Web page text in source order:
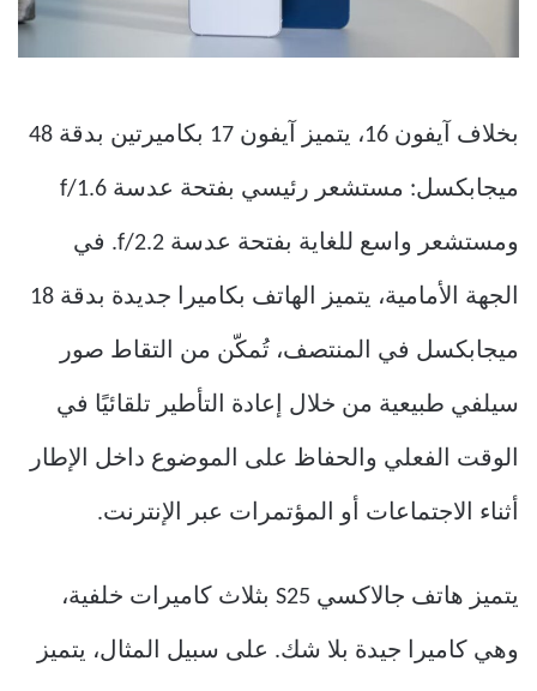
بخلاف آيفون 16، يتميز آيفون 17 بكاميرتين بدقة 48
ميجابكسل: مستشعر رئيسي بفتحة عدسة f/1.6
ومستشعر واسع للغاية بفتحة عدسة f/2.2. في
الجهة الأمامية، يتميز الهاتف بكاميرا جديدة بدقة 18
ميجابكسل في المنتصف، تُمكّن من التقاط صور
سيلفي طبيعية من خلال إعادة التأطير تلقائيًا في
الوقت الفعلي والحفاظ على الموضوع داخل الإطار
أثناء الاجتماعات أو المؤتمرات عبر الإنترنت.
يتميز هاتف جالاكسي S25 بثلاث كاميرات خلفية،
وهي كاميرا جيدة بلا شك. على سبيل المثال، يتميز